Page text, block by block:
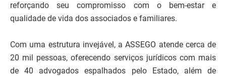
reforçando seu compromisso com o bem-estar e
qualidade de vida dos associados e familiares.
Com uma estrutura invejável, a ASSEGO atende cerca de
20 mil pessoas, oferecendo serviços jurídicos com mais
de 40 advogados espalhados pelo Estado, além de